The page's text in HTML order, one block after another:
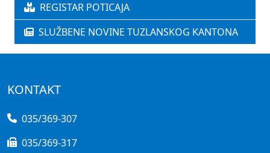
REGISTAR POTICAJA
SLUŽBENE NOVINE TUZLANSKOG KANTONA
KONTAKT
035/369-307
035/369-317